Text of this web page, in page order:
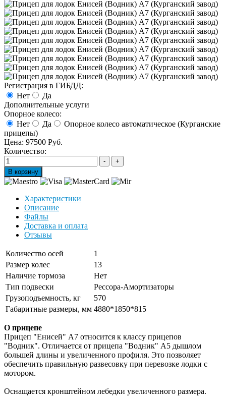
Регистрация в ГИБДД:
Нет
Да
Дополнительные услуги
Опорное колесо:
Нет
Да
Опорное колесо автоматическое (Курганские
прицепы)
Цена: 97500 Руб.
Количество:
Характеристики
Описание
Файлы
Доставка и оплата
Отзывы
Количество осей
1
Размер колес
13
Наличие тормоза
Нет
Тип подвески
Рессора-Амортизаторы
Грузоподъемность, кг
570
Габаритные размеры, мм 4880*1850*815
О прицепе
Прицеп "Енисей" А7 относится к классу прицепов
"Водник". Отличается от прицепа "Водник" А5 дышлом
большей длины и увеличенного профиля. Это позволяет
обеспечить правильную развесовку при перевозке лодки с
мотором.
Оснащается кронштейном лебедки увеличенного размера.